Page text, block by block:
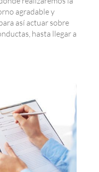
agradable y
así actuar sobre
hasta llegar a